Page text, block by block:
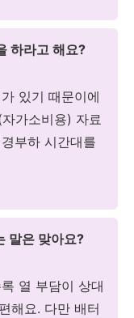
하라고 해요?
있기 때문이에
가소비용) 자료
부하 시간대를
말은 맞아요?
열 부담이 상대
해요. 다만 배터